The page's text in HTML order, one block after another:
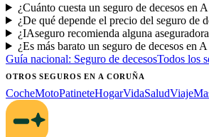
¿Cuánto cuesta un seguro de decesos en
¿De qué depende el precio del seguro de
¿IAseguro recomienda alguna
¿Es más barato un seguro de decesos en
Guía nacional: Seguro de decesosTodos los
OTROS SEGUROSEN A CORUÑA
CocheMotoPatineteHogarVidaSaludViaje